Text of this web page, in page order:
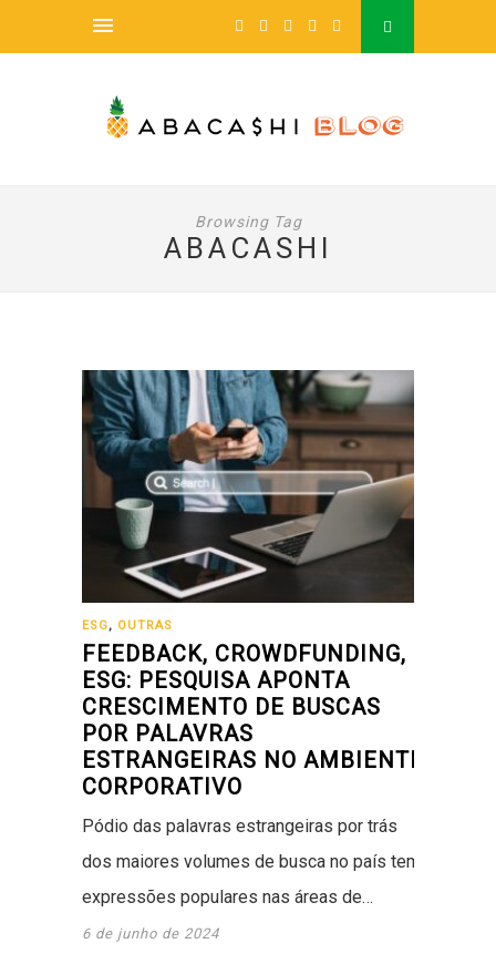
Browsing Tag
ABACASHI
ESG, OUTRAS
FEEDBACK, CROWDFUNDING,
ESG: PESQUISA APONTA
CRESCIMENTO DE BUSCAS
POR PALAVRAS
ESTRANGEIRAS NO AMBIENTE
CORPORATIVO
Pódio das palavras estrangeiras por trás
dos maiores volumes de busca no país tem
expressões populares nas áreas de…
6 de junho de 2024